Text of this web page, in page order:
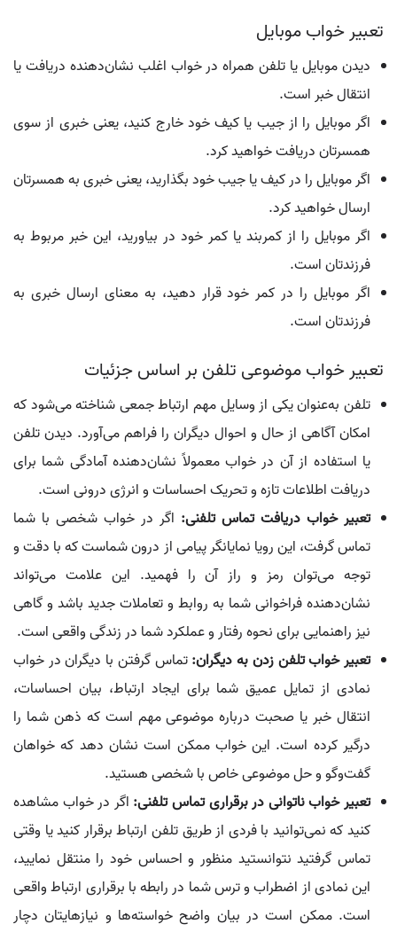
تعبیر خواب موبایل
دیدن موبایل یا تلفن همراه در خواب اغلب نشان‌دهنده دریافت یا
انتقال خبر است.
اگر موبایل را از جیب یا کیف خود خارج کنید، یعنی خبری از سوی
همسرتان دریافت خواهید کرد.
اگر موبایل را در کیف یا جیب خود بگذارید، یعنی خبری به همسرتان
ارسال خواهید کرد.
اگر موبایل را از کمربند یا کمر خود در بیاورید، این خبر مربوط به
فرزندتان است.
اگر موبایل را در کمر خود قرار دهید، به معنای ارسال خبری به
فرزندتان است.
تعبیر خواب موضوعی تلفن بر اساس جزئیات
تلفن به‌عنوان یکی از وسایل مهم ارتباط جمعی شناخته می‌شود که
امکان آگاهی از حال و احوال دیگران را فراهم می‌آورد. دیدن تلفن
یا استفاده از آن در خواب معمولاً نشان‌دهنده آمادگی شما برای
دریافت اطلاعات تازه و تحریک احساسات و انرژی درونی است.
تعبیر خواب دریافت تماس تلفنی: اگر در خواب شخصی با شما
تماس گرفت، این رویا نمایانگر پیامی از درون شماست که با دقت و
توجه می‌توان رمز و راز آن را فهمید. این علامت می‌تواند
نشان‌دهنده فراخوانی شما به روابط و تعاملات جدید باشد و گاهی
نیز راهنمایی برای نحوه رفتار و عملکرد شما در زندگی واقعی است.
تعبیر خواب تلفن زدن به دیگران:تماس گرفتن با دیگران در خواب
نمادی از تمایل عمیق شما برای ایجاد ارتباط، بیان احساسات،
انتقال خبر یا صحبت درباره موضوعی مهم است که ذهن شما را
درگیر کرده است. این خواب ممکن است نشان دهد که خواهان
گفت‌وگو و حل موضوعی خاص با شخصی هستید.
تعبیر خواب ناتوانی در برقراری تماس تلفنی: اگر در خواب مشاهده
کنید که نمی‌توانید با فردی از طریق تلفن ارتباط برقرار کنید یا وقتی
تماس گرفتید نتوانستید منظور و احساس خود را منتقل نمایید،
این نمادی از اضطراب و ترس شما در رابطه با برقراری ارتباط واقعی
است. ممکن است در بیان واضح خواسته‌ها و نیازهایتان دچار